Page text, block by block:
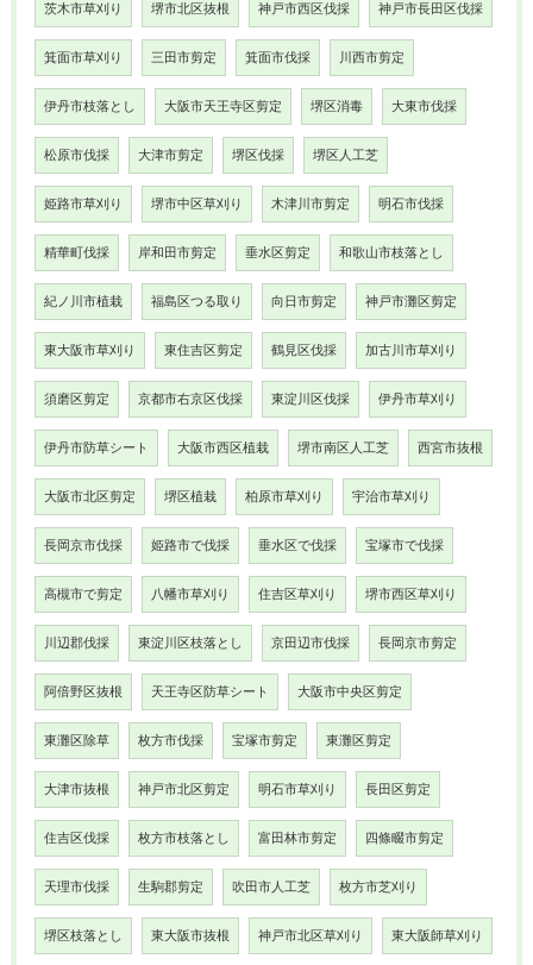
茨木市草刈り 堺市北区抜根 神戸市西区伐採 神戸市長田区伐採
箕面市草刈り 三田市剪定 箕面市伐採 川西市剪定
伊丹市枝落とし 大阪市天王寺区剪定 堺区消毒 大東市伐採
松原市伐採 大津市剪定 堺区伐採 堺区人工芝
姫路市草刈り 堺市中区草刈り 木津川市剪定 明石市伐採
精華町伐採 岸和田市剪定 垂水区剪定 和歌山市枝落とし
紀ノ川市植栽 福島区つる取り 向日市剪定 神戸市灘区剪定
東大阪市草刈り 東住吉区剪定 鶴見区伐採 加古川市草刈り
須磨区剪定 京都市右京区伐採 東淀川区伐採 伊丹市草刈り
伊丹市防草シート 大阪市西区植栽 堺市南区人工芝 西宮市抜根
大阪市北区剪定 堺区植栽 柏原市草刈り 宇治市草刈り
長岡京市伐採 姫路市で伐採 垂水区で伐採 宝塚市で伐採
高槻市で剪定 八幡市草刈り 住吉区草刈り 堺市西区草刈り
川辺郡伐採 東淀川区枝落とし 京田辺市伐採 長岡京市剪定
阿倍野区抜根 天王寺区防草シート 大阪市中央区剪定
東灘区除草 枚方市伐採 宝塚市剪定 東灘区剪定
大津市抜根 神戸市北区剪定 明石市草刈り 長田区剪定
住吉区伐採 枚方市枝落とし 富田林市剪定 四條畷市剪定
天理市伐採 生駒郡剪定 吹田市人工芝 枚方市芝刈り
堺区枝落とし 東大阪市抜根 神戸市北区草刈り 東大阪師草刈り